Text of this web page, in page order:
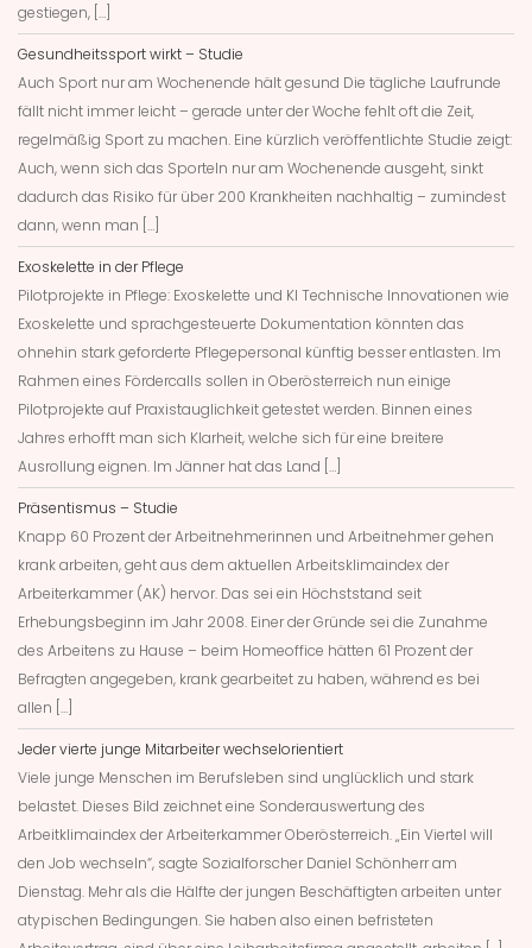
gestiegen, […]
Gesundheitssport wirkt – Studie
Auch Sport nur am Wochenende hält gesund Die tägliche Laufrunde
fällt nicht immer leicht – gerade unter der Woche fehlt oft die Zeit,
regelmäßig Sport zu machen. Eine kürzlich veröffentlichte Studie zeigt:
Auch, wenn sich das Sporteln nur am Wochenende ausgeht, sinkt
dadurch das Risiko für über 200 Krankheiten nachhaltig – zumindest
dann, wenn man […]
Exoskelette in der Pflege
Pilotprojekte in Pflege: Exoskelette und KI Technische Innovationen wie
Exoskelette und sprachgesteuerte Dokumentation könnten das
ohnehin stark geforderte Pflegepersonal künftig besser entlasten. Im
Rahmen eines Fördercalls sollen in Oberösterreich nun einige
Pilotprojekte auf Praxistauglichkeit getestet werden. Binnen eines
Jahres erhofft man sich Klarheit, welche sich für eine breitere
Ausrollung eignen. Im Jänner hat das Land […]
Präsentismus – Studie
Knapp 60 Prozent der Arbeitnehmerinnen und Arbeitnehmer gehen
krank arbeiten, geht aus dem aktuellen Arbeitsklimaindex der
Arbeiterkammer (AK) hervor. Das sei ein Höchststand seit
Erhebungsbeginn im Jahr 2008. Einer der Gründe sei die Zunahme
des Arbeitens zu Hause – beim Homeoffice hätten 61 Prozent der
Befragten angegeben, krank gearbeitet zu haben, während es bei
allen […]
Jeder vierte junge Mitarbeiter wechselorientiert
Viele junge Menschen im Berufsleben sind unglücklich und stark
belastet. Dieses Bild zeichnet eine Sonderauswertung des
Arbeitklimaindex der Arbeiterkammer Oberösterreich. „Ein Viertel will
den Job wechseln“, sagte Sozialforscher Daniel Schönherr am
Dienstag. Mehr als die Hälfte der jungen Beschäftigten arbeiten unter
atypischen Bedingungen. Sie haben also einen befristeten